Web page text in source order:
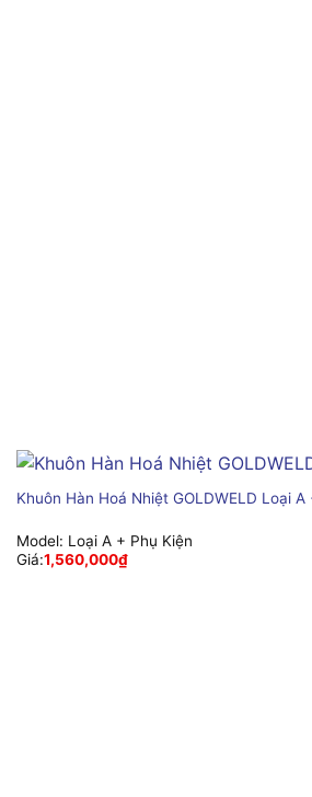
Khuôn Hàn Hoá Nhiệt GOLDWELD Loại A
Model: Loại A + Phụ Kiện
Giá:1,560,000₫